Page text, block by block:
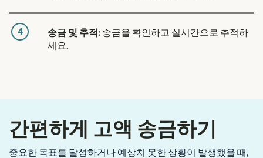
4 송금 및 추적: 송금을 확인하고 실시간으로 추적하
세요.
간편하게 고액 송금하기
중요한 목표를 달성하거나 예상치 못한 상황이 발생했을 때,